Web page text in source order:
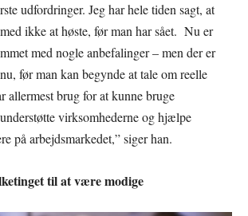
udfordringer. Jeg har hele tiden sagt, at
ikke at høste, før man har sået. Nu er
med nogle anbefalinger – men der er
før man kan begynde at tale om reelle
allermest brug for at kunne bruge
virksomhederne og hjælpe
på arbejdsmarkedet,” siger han.
til at være modige